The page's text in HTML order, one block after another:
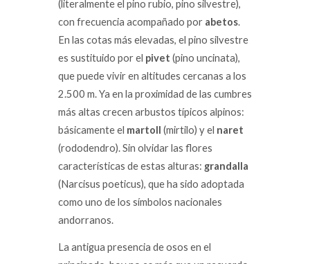
(literalmente el pino rubio, pino silvestre),
con frecuencia acompañado por abetos.
En las cotas más elevadas, el pino silvestre
es sustituido por el pivet (pino uncinata),
que puede vivir en altitudes cercanas a los
2.500 m. Ya en la proximidad de las cumbres
más altas crecen arbustos típicos alpinos:
básicamente el martoll (mirtilo) y el naret
(rododendro). Sin olvidar las flores
características de estas alturas: grandalla
(Narcisus poeticus), que ha sido adoptada
como uno de los símbolos nacionales
andorranos.
La antigua presencia de osos en el